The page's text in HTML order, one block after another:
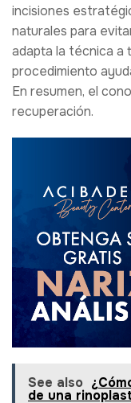
incisiones
naturales para
adapta la técnica a
procedimiento
En resumen, el
recuperación.
See also
de una